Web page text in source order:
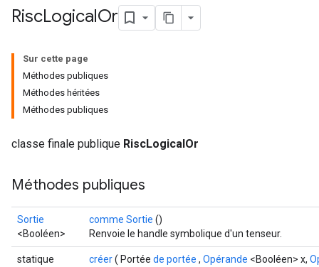
RiscLogicalOr
Sur cette page
Méthodes publiques
Méthodes héritées
Méthodes publiques
classe finale publique RiscLogicalOr
Méthodes publiques
Sortie
<Booléen>
comme Sortie ()
Renvoie le handle symbolique d'un tenseur.
statique
créer( Portée de portée , Opérande <Booléen> x,